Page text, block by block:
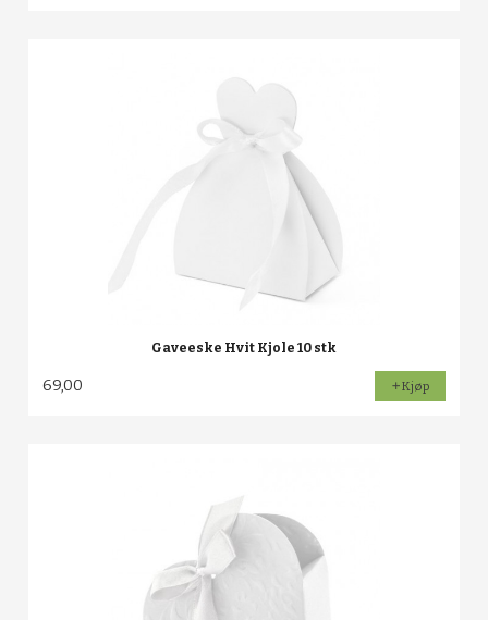
Gaveeske Hvit Kjole 10 stk
69,00 Kjøp